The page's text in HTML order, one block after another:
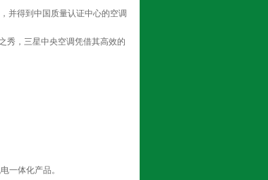
并得到中国质量认证中心的空调
秀，三星中央空调凭借其高效的
一体化产品。